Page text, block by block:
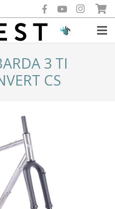
3 TI
CS